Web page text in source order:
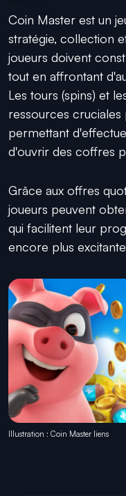
Coin Master est un
stratégie, collection
joueurs doivent
tout en affrontant
Les tours (spins) et
ressources cruciales
permettant
d'ouvrir des coffres
Grâce aux offres
joueurs peuvent
qui facilitent leur
encore plus
Illustration : Coin Master liens